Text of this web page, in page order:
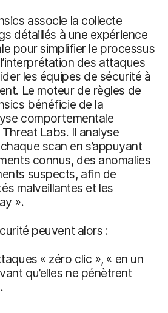
associe la collecte
détaillés à une expérience
pour simplifier le processus
des attaques
les équipes de sécurité à
Le moteur de règles de
bénéficie de la
comportementale
Labs. Il analyse
scan en s’appuyant
connus, des anomalies
suspects, afin de
malveillantes et les
».
peuvent alors :
« zéro clic », « en un
qu’elles ne pénètrent